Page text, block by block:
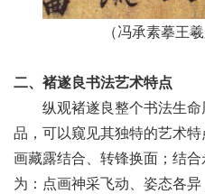
（冯承素摹王
二、褚遂良书法艺术特点
纵观褚遂良整个书法生命
品，可以窥见其独特的艺术
画藏露结合、转锋换面；结
为：点画神采飞动、姿态各